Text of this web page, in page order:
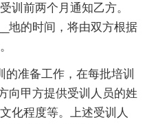
训前两个月通知乙方。
地的时间，将由双方根据
准备工作，在每批培训
向甲方提供受训人员的姓
化程度等。上述受训人